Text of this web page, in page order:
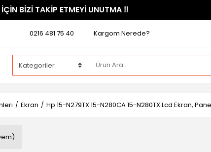
BİZİ TAKİP ETMEYİ UNUTMA ​‼️​
0216 481 75 40 Kargom Nerede?
Ekran Hp 15-N279TX 15-N280CA 15-N280TX Lcd Ekran,